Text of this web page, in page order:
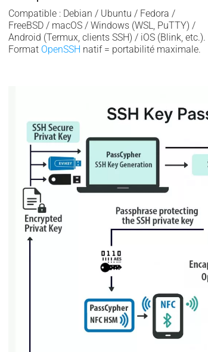
Compatible : Debian / Ubuntu / Fedora /
FreeBSD / macOS / Windows (WSL, PuTTY) /
Android (Termux, clients SSH) / iOS (Blink, etc.).
Format OpenSSH natif = portabilité maximale.